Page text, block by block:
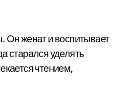
Он женат и воспитывает
старался уделять
чтением,